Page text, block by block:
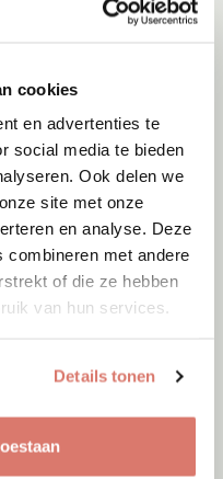
cookies
en advertenties te
social media te bieden
Ook delen we
site met onze
en analyse. Deze
combineren met andere
of die ze hebben
van hun services.
Details tonen